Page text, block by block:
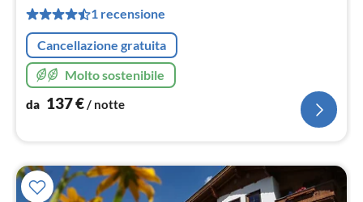
1 recensione
Cancellazione gratuita
Molto sostenibile
da 137€/ notte